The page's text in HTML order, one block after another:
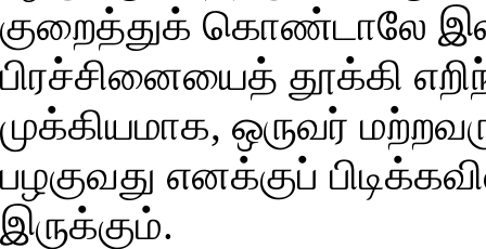
குறைத்துக் கொண்டாலே
பிரச்சினையைத் தூக்கி
முக்கியமாக, ஒருவர்
பழகுவது எனக்குப்
இருக்கும்.